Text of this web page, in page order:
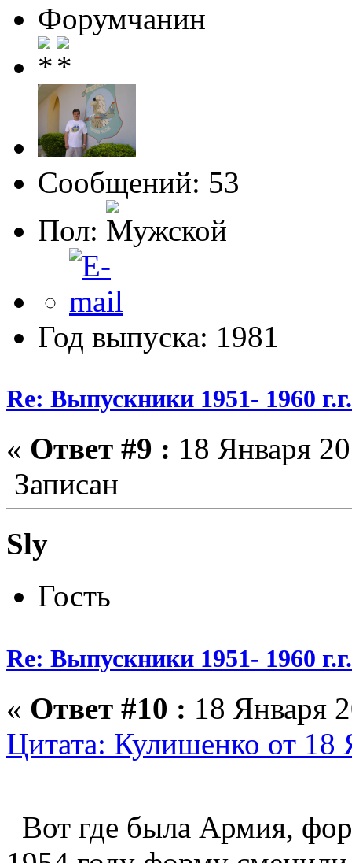
Форумчанин
Сообщений: 53
Пол:
Год выпуска: 1981
Re: Выпускники 1951- 1960
« Ответ #9 : 18 Января
Записан
Sly
Гость
Re: Выпускники 1951- 1960
« Ответ #10 : 18 Января
Цитата: Кулишенко от 18
Вот где была Армия,